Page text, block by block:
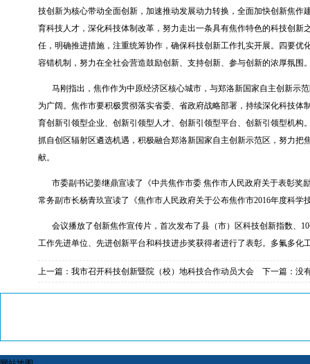
技创新为核心带动全面创新，加速推动发展动力转换，全面加快创新焦
育科技人才，深化科技体制改革，努力走出一条具有焦作特色的科技创新
任，明确推进措施，注重统筹协作，确保科技创新工作扎实开展。四要优
容错机制，努力在全社会营造鼓励创新、支持创新、参与创新的浓厚氛围
马刚指出，焦作作为中原经济区核心城市，与郑洛新国家自主创新示
为广阔。焦作市要积极贯彻落实省委、省政府战略部署，持续深化科技体
育创新引领型企业、创新引领型人才、创新引领型平台、创新引领型机构
抓自创区辐射区遴选机遇，积极融合郑洛新国家自主创新示范区，努力
献。
市委副书记姜继鼎宣读了《中共焦作市委 焦作市人民政府关于表彰
常务副市长杨青玖宣读了《焦作市人民政府关于公布焦作市2016年度科学
会议播放了创新焦作宣传片，首次发布了县（市）区科技创新指数、 10
工作先进单位、先进创新平台和科技进步奖获得者进行了表彰。多氟多
上一篇： 我市召开科技创新暨院（校）地科技合作动员大会 下一篇：